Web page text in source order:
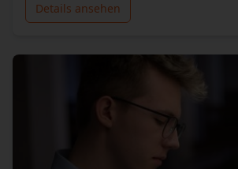
Details ansehen